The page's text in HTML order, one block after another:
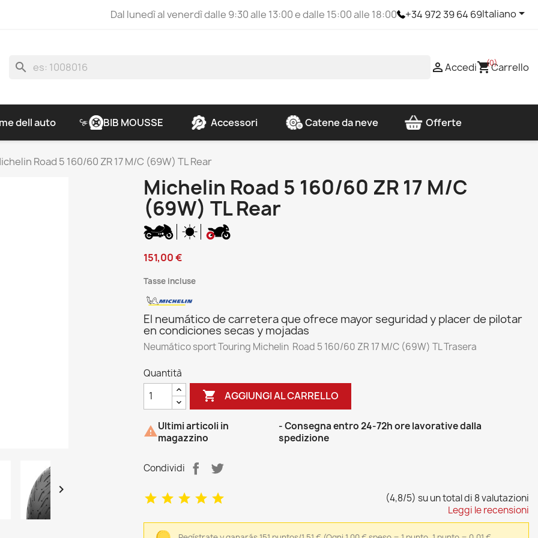
Dal lunedì al venerdì dalle 9:30 alle 13:00 e dalle 15:00 alle 18:00 +34 972 39 64 69Italiano
search Accedishopping_cart(0)Carrello
dell auto BIB MOUSSE Accessori Catene da neve Offerte
Road 5 160/60 ZR 17 M/C (69W) TL Rear

Michelin Road 5 160/60 ZR 17 M/C
(69W) TL Rear
151,00 €
Tasse incluse
El neumático de carretera que ofrece mayor seguridad y placer de pilotar
en condiciones secas y mojadas
Neumático sport Touring Michelin Road 5 160/60 ZR 17 M/C (69W) TL Trasera
Quantità
 AGGIUNGI AL CARRELLO
Ultimi articoli in
magazzino
- Consegna entro 24-72h ore lavorative dalla
spedizione
Condividi
(4,8/5) su un total di 8 valutazioni
Leggi le recensioni